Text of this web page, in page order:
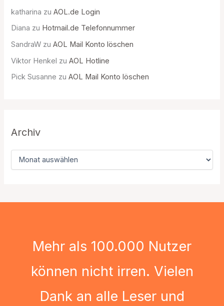
katharina zuAOL.de Login
Diana zu Hotmail.de Telefonnummer
SandraW zuAOL Mail Konto löschen
Viktor Henkel zuAOL Hotline
Pick Susanne zuAOL Mail Konto löschen
Archiv
v
Mehr als 100.000 Nutzer
können nicht irren. Vielen
Dank an alle Leser und